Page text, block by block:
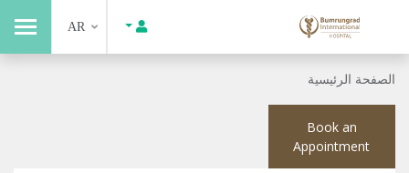
AR
الصفحة الرئيسية
Book an
Appointment